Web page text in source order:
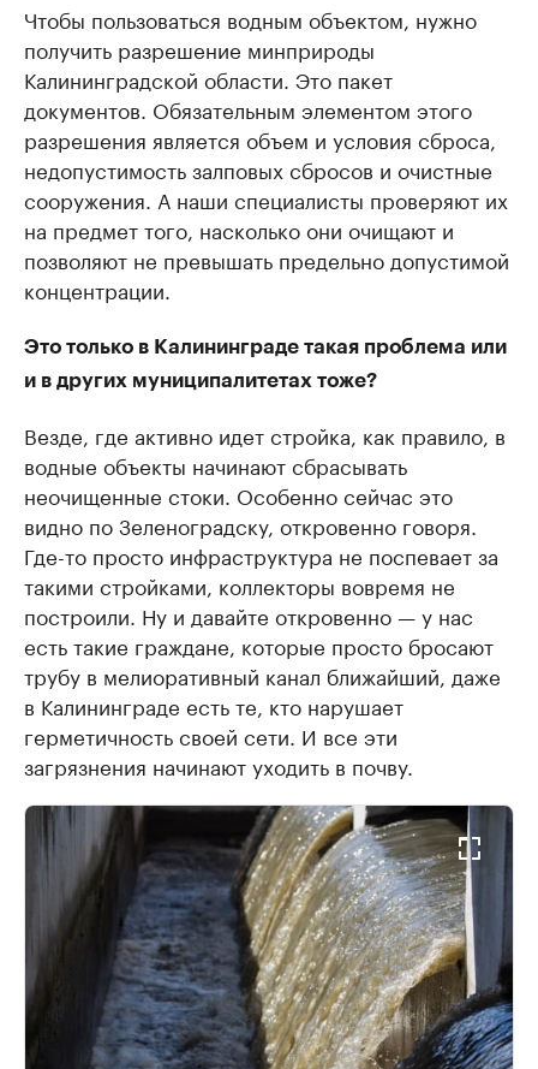
Чтобы пользоваться водным объектом, нужно
получить разрешение минприроды
Калининградской области. Это пакет
документов. Обязательным элементом этого
разрешения является объем и условия сброса,
недопустимость залповых сбросов и очистные
сооружения. А наши специалисты проверяют их
на предмет того, насколько они очищают и
позволяют не превышать предельно допустимой
концентрации.
Это только в Калининграде такая проблема или
и в других муниципалитетах тоже?
Везде, где активно идет стройка, как правило, в
водные объекты начинают сбрасывать
неочищенные стоки. Особенно сейчас это
видно по Зеленоградску, откровенно говоря.
Где-то просто инфраструктура не поспевает за
такими стройками, коллекторы вовремя не
построили. Ну и давайте откровенно — у нас
есть такие граждане, которые просто бросают
трубу в мелиоративный канал ближайший, даже
в Калининграде есть те, кто нарушает
герметичность своей сети. И все эти
загрязнения начинают уходить в почву.